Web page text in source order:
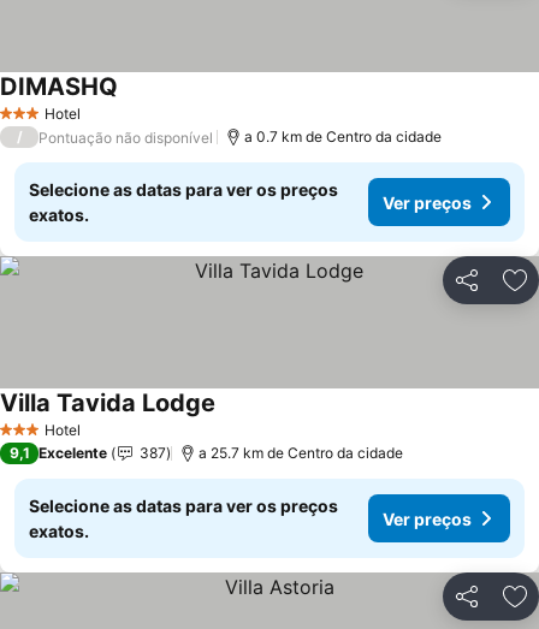
3 EstrelasHotel
DIMASHQ
/ Pontuação não disponível a 0.7 km de Centro da cidade
Selecione as datas para ver os preços
exatos.
Ver preços
Partilhar
3 EstrelasHotel
Villa Tavida Lodge
9,1 Excelente 387 a 25.7 km de Centro da cidade
Selecione as datas para ver os preços
exatos.
Ver preços
Partilhar